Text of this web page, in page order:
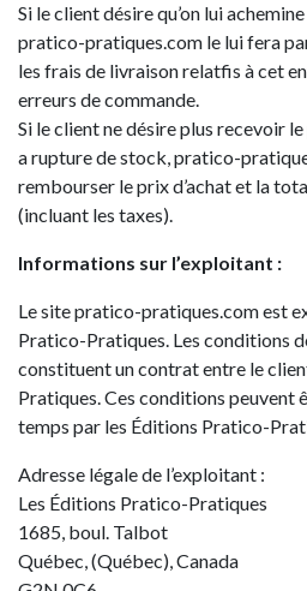
Si le client désire qu’on lui
pratico-pratiques.com le lui fera
les frais de livraison relatfis à cet
erreurs de commande.
Si le client ne désire plus recevoir
a rupture de stock, pratico-
rembourser le prix d’achat et la
(incluant les taxes).
Informations sur l’exploitant :
Le site pratico-pratiques.com est
Pratico-Pratiques. Les conditions
constituent un contrat entre le
Pratiques. Ces conditions peuvent
temps par les Éditions Pratico-
Adresse légale de l’exploitant :
Les Éditions Pratico-Pratiques
1685, boul. Talbot
Québec, (Québec), Canada